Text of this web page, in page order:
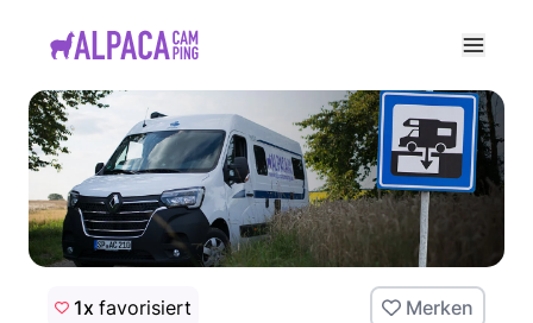
1x favorisiert Merken